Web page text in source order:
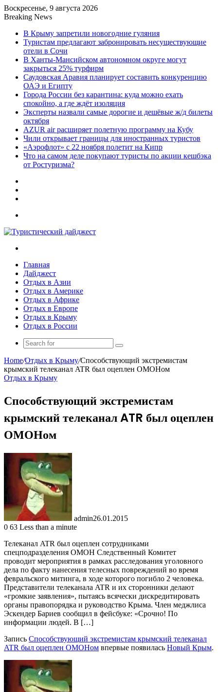
Воскресенье, 9 августа 2026
Breaking News
В Крыму запретили новогодние гуляния
Туристам предлагают забронировать несуществующие
отели в Сочи
В Ханты-Мансийском автономном округе могут
закрыться 25% турфирм
Саудовская Аравия планирует составить конкуренцию
ОАЭ и Египту
Города России без карантина: куда можно ехать
спокойно, а где ждёт изоляция
Эксперты назвали самые дорогие и дешёвые ж/д билеты
октября
AZUR air расширяет полетную программу на Кубу
Чили открывает границы для иностранных туристов
«Аэрофлот» с 22 ноября полетит на Кипр
Что на самом деле покупают туристы по акции кешбэка
от Ростуризма?
Главная
Дайджест
Отдых в Азии
Отдых в Америке
Отдых в Африке
Отдых в Европе
Отдых в Крыму
Отдых в России
Search
Home/Отдых в Крыму/Способствующий экстремистам
крымский телеканал ATR был оцеплен ОМОНом
Отдых в Крыму
Способствующий экстремистам
крымский телеканал ATR был оцеплен
ОМОНом
admin26.01.2015
0 63 Less than a minute
Телеканал ATR был оцеплен сотрудниками
спецподразделения ОМОН Следственный Комитет
проводит мероприятия в рамках расследования уголовного
дела по факту нанесения телесных повреждений во время
февральского митинга, в ходе которого погибло 2 человека.
Представители телеканала ATR и их сторонники делают
«громкие заявления», пытаясь всячески дискредитировать
органы правопорядка и руководство Крыма. Член меджлиса
Эскендер Бариев сообщил в фейсбуке: «Срочно! По
информации людей. В […]
Запись Способствующий экстремистам крымский телеканал
ATR был оцеплен ОМОНом впервые появилась Новый Крым.